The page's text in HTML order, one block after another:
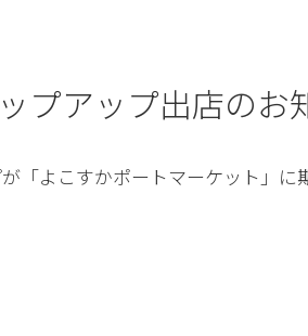
プアップ出店のお
よこすかポートマーケット」に